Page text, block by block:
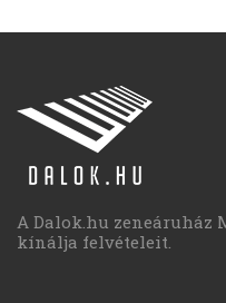
A Dalok.hu zeneáruház
kínálja felvételeit.